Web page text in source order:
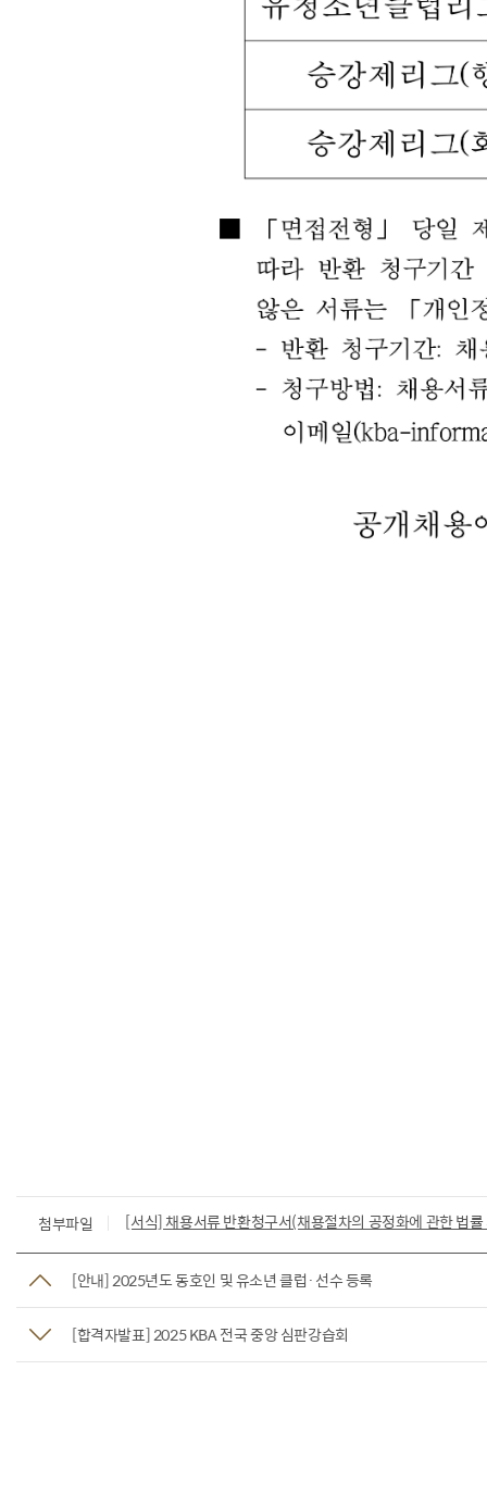
첨부파일 [서식] 채용서류 반환청구서(채용절차의 공정화에 관한 법
[안내] 2025년도 동호인 및 유소년 클럽·선수 등록
[합격자발표] 2025 KBA 전국 중앙 심판강습회